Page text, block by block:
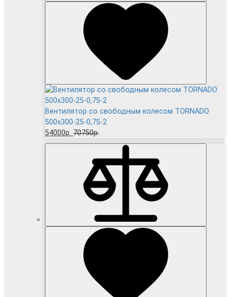
Вентилятор cо свободным колесом TORNADO
500x300-25-0,75-2
54000р. 70750р.